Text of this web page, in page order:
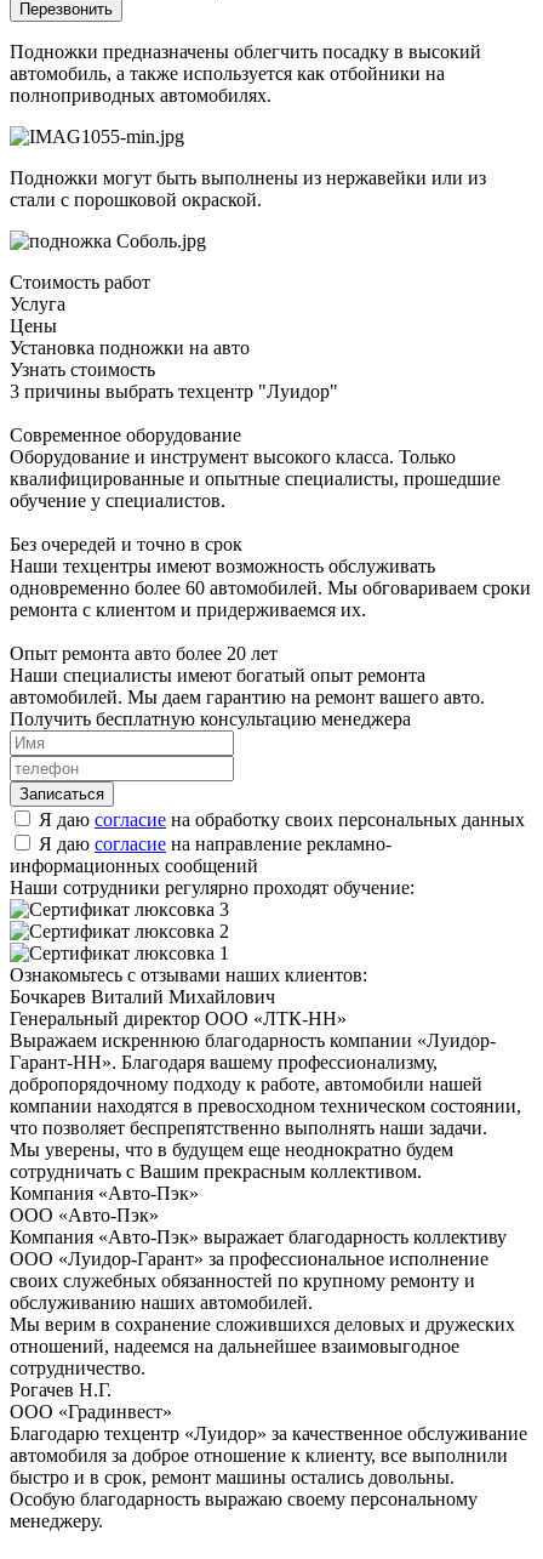
Подножки предназначены облегчить посадку в высокий
автомобиль, а также используется как отбойники на
полноприводных автомобилях.
Подножки могут быть выполнены из нержавейки или из
стали с порошковой окраской.
Стоимость работ
Услуга
Цены
Установка подножки на авто
Узнать стоимость
3 причины выбрать техцентр "Луидор"
Современное оборудование
Оборудование и инструмент высокого класса. Только
квалифицированные и опытные специалисты, прошедшие
обучение у специалистов.
Без очередей и точно в срок
Наши техцентры имеют возможность обслуживать
одновременно более 60 автомобилей. Мы обговариваем сроки
ремонта с клиентом и придерживаемся их.
Опыт ремонта авто более 20 лет
Наши специалисты имеют богатый опыт ремонта
автомобилей. Мы даем гарантию на ремонт вашего авто.
Получить бесплатную консультацию менеджера
Я даю согласие на обработку своих персональных данных
Я даю согласие на направление рекламно-
информационных сообщений
Наши сотрудники регулярно проходят обучение:
Ознакомьтесь с отзывами наших клиентов:
Бочкарев Виталий Михайлович
Генеральный директор ООО «ЛТК-НН»
Выражаем искреннюю благодарность компании «Луидор-
Гарант-НН». Благодаря вашему профессионализму,
добропорядочному подходу к работе, автомобили нашей
компании находятся в превосходном техническом состоянии,
что позволяет беспрепятственно выполнять наши задачи.
Мы уверены, что в будущем еще неоднократно будем
сотрудничать с Вашим прекрасным коллективом.
Компания «Авто-Пэк»
ООО «Авто-Пэк»
Компания «Авто-Пэк» выражает благодарность коллективу
ООО «Луидор-Гарант» за профессиональное исполнение
своих служебных обязанностей по крупному ремонту и
обслуживанию наших автомобилей.
Мы верим в сохранение сложившихся деловых и дружеских
отношений, надеемся на дальнейшее взаимовыгодное
сотрудничество.
Рогачев Н.Г.
ООО «Градинвест»
Благодарю техцентр «Луидор» за качественное обслуживание
автомобиля за доброе отношение к клиенту, все выполнили
быстро и в срок, ремонт машины остались довольны.
Особую благодарность выражаю своему персональному
менеджеру.